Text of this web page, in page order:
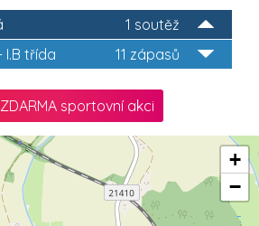
1 soutěž
11 zápasů
I.B třída
sportovní akci
+
−